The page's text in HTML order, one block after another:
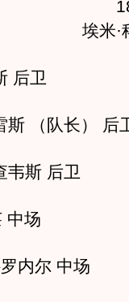
18
埃米·
后卫
（队长） 后
斯 后卫
场
内尔 中场